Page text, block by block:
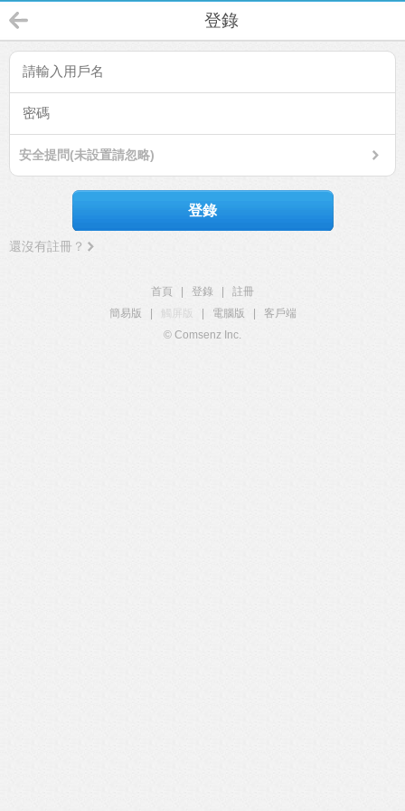
登錄
安全提問(未設置請忽略)
登錄
還沒有註冊？
首頁 登錄
註冊
簡易版
觸屏版 電腦版
客戶端
© Comsenz Inc.